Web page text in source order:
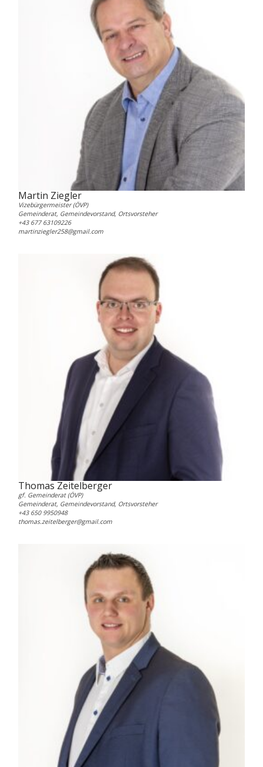
Martin Ziegler
Vizebürgermeister (ÖVP)
Gemeinderat, Gemeindevorstand, Ortsvorsteher
+43 677 63109226
martinziegler258@gmail.com
Thomas Zeitelberger
gf. Gemeinderat (ÖVP)
Gemeinderat, Gemeindevorstand, Ortsvorsteher
+43 650 9950948
thomas.zeitelberger@gmail.com